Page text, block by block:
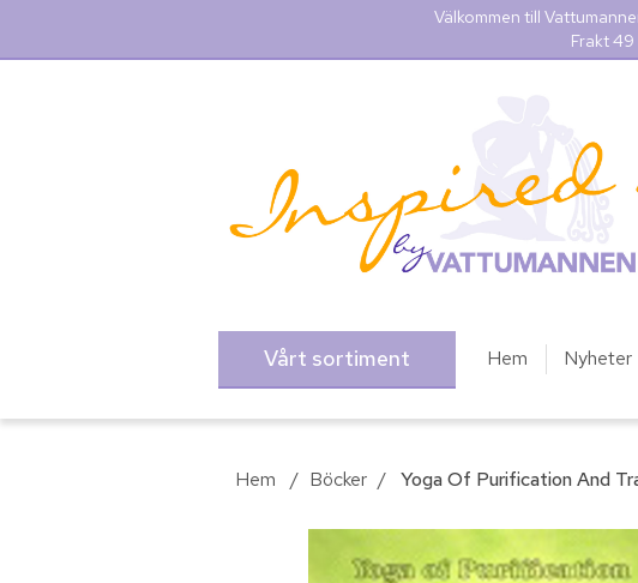
Välkommen till
Frakt
Vårt sortiment Hem Nyheter
Hem / Böcker / Yoga Of Purification And